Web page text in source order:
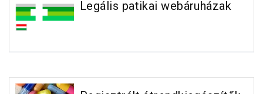
Legális patikai webáruházak